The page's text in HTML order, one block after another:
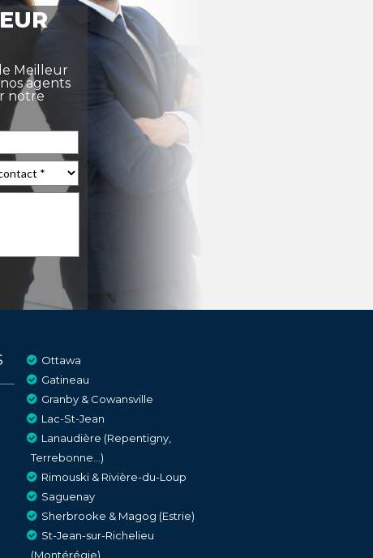
Meilleur
agents
notre
Ottawa
Gatineau
Granby & Cowansville
Lac-St-Jean
Lanaudière (Repentigny,
Terrebonne…)
Rimouski & Rivière-du-Loup
Saguenay
Sherbrooke & Magog (Estrie)
St-Jean-sur-Richelieu
(Montérégie)